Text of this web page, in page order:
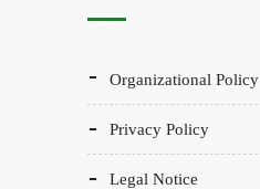
Organizational Policy
Privacy Policy
Legal Notice